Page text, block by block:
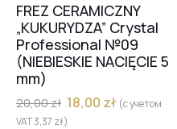
FREZ CERAMICZNY
„KUKURYDZA” Crystal
Professional №09
(NIEBIESKIE NACIĘCIE 5
mm)
20,00zł 18,00 zł (с учетом
VAT3,37 zł)